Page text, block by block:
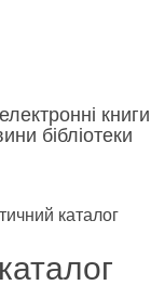
бібліотеки
каталог